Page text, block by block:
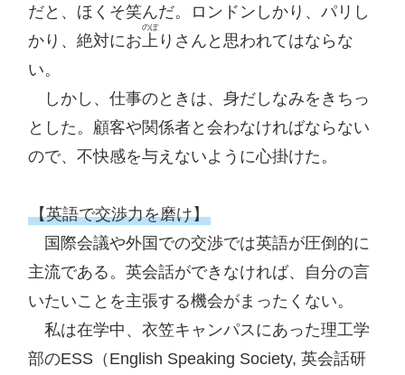
だと、ほくそ笑んだ。ロンドンしかり、パリし
かり、絶対にお上
のぼ
りさんと思われてはならな
い。
しかし、仕事のときは、身だしなみをきちっ
とした。顧客や関係者と会わなければならない
ので、不快感を与えないように心掛けた。
【英語で交渉力を磨け】
国際会議や外国での交渉では英語が圧倒的に
主流である。英会話ができなければ、自分の言
いたいことを主張する機会がまったくない。
私は在学中、衣笠キャンパスにあった理工学
部のESS（English Speaking Society, 英会話研